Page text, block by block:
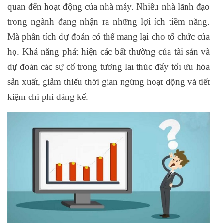
quan đến hoạt động của nhà máy. Nhiều nhà lãnh đạo
trong ngành đang nhận ra những lợi ích tiềm năng.
Mà phân tích dự đoán có thể mang lại cho tổ chức của
họ. Khả năng phát hiện các bất thường của tài sản và
dự đoán các sự cố trong tương lai thúc đẩy tối ưu hóa
sản xuất, giảm thiểu thời gian ngừng hoạt động và tiết
kiệm chi phí đáng kể.